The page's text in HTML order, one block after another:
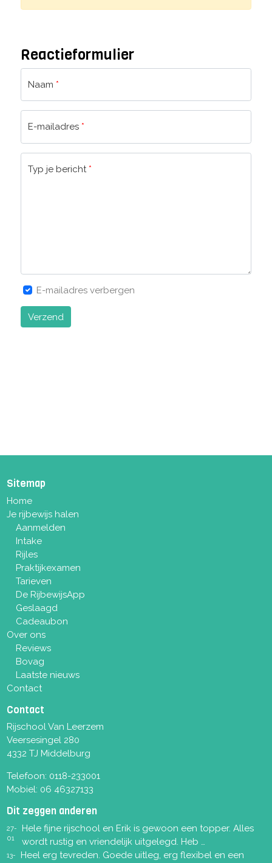
Reactieformulier
Naam *
E-mailadres *
Typ je bericht *
E-mailadres verbergen
Verzend
Sitemap
Home
Je rijbewijs halen
Aanmelden
Intake
Rijles
Praktijkexamen
Tarieven
De RijbewijsApp
Geslaagd
Cadeaubon
Over ons
Reviews
Bovag
Laatste nieuws
Contact
Contact
Rijschool Van Leerzem
Veersesingel 280
4332 TJ Middelburg
Telefoon: 0118-233001
Mobiel: 06 46327133
Dit zeggen anderen
27-
01
Hele fijne rijschool en Erik is gewoon een topper. Alles
wordt rustig en vriendelijk uitgelegd. Heb …
13-
Heel erg tevreden. Goede uitleg, erg flexibel en een